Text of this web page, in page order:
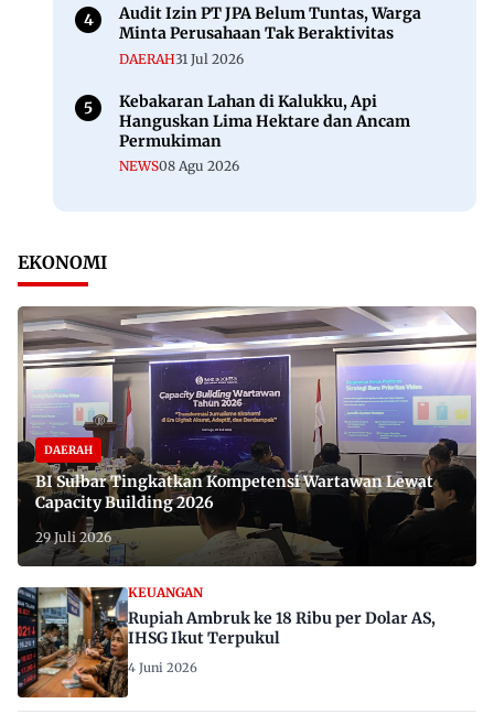
Audit Izin PT JPA Belum Tuntas, Warga
Minta Perusahaan Tak Beraktivitas
DAERAH31 Jul 2026
Kebakaran Lahan di Kalukku, Api
Hanguskan Lima Hektare dan Ancam
Permukiman
NEWS08 Agu 2026
EKONOMI
DAERAH
BI Sulbar Tingkatkan Kompetensi Wartawan Lewat
Capacity Building 2026
29 Juli 2026
KEUANGAN
Rupiah Ambruk ke 18 Ribu per Dolar AS,
IHSG Ikut Terpukul
4 Juni 2026